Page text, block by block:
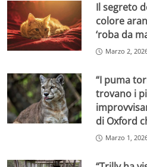
Il segreto
colore
‘roba da
Marzo 2,
“I puma
trovano i
di Oxford
Marzo 1,